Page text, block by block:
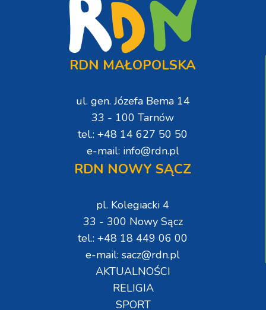
RDN MAŁOPOLSKA
ul. gen. Józefa Bema 14
33 - 100 Tarnów
tel.: +48 14 627 50 50
e-mail: info@rdn.pl
RDN NOWY SĄCZ
pl. Kolegiacki 4
33 - 300 Nowy Sącz
tel.: +48 18 449 06 00
e-mail: sacz@rdn.pl
AKTUALNOŚCI
RELIGIA
SPORT